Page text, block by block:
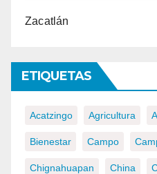
Zacatlán
ETIQUETAS
Acatzingo Agricultura
Bienestar Campo
Chignahuapan China